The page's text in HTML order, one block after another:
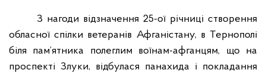
З нагоди відзначення 25-ої річниці створення
обласної спілки ветеранів Афганістану, в Тернополі
біля пам’ятника полеглим воїнам-афганцям, що на
проспекті Злуки, відбулася панахида і покладання